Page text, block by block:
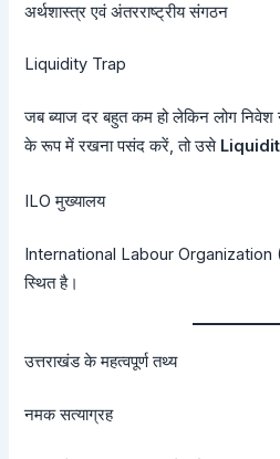
अर्थशास्त्र एवं अंतरराष्ट्रीय संगठन
Liquidity Trap
जब ब्याज दर बहुत कम हो लेकिन लोग
के रूप में रखना पसंद करें, तो उसे
ILO मुख्यालय
International Labour Organization
स्थित है।
उत्तराखंड के महत्वपूर्ण तथ्य
नमक सत्याग्रह